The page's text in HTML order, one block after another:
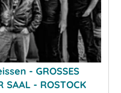
- GROSSES
SAAL - ROSTOCK